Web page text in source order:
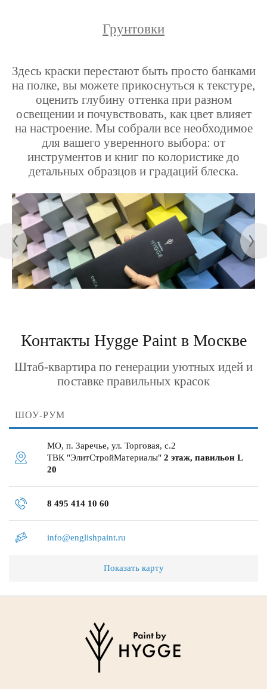
Грунтовки
Здесь краски перестают быть просто банками
на полке, вы можете прикоснуться к текстуре,
оценить глубину оттенка при разном
освещении и почувствовать, как цвет влияет
на настроение. Мы собрали все необходимое
для вашего уверенного выбора: от
инструментов и книг по колористике до
детальных образцов и градаций блеска.
Контакты Hygge Paint в Москве
Штаб-квартира по генерации уютных идей и
поставке правильных красок
ШОУ-РУМ
МО, п. Заречье, ул. Торговая, с.2
ТВК "ЭлитСтройМатериалы" 2 этаж, павильон L
20
8 495 414 10 60
info@englishpaint.ru
Показать карту